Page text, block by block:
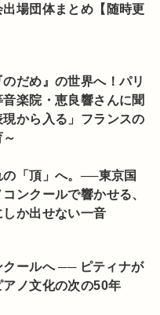
出場団体まとめ【随時更
のだめ』の世界へ！パリ
音楽院・恵良響さんに聞
現から入る」フランスの
の「頂」へ。──東京国
ンクールで響かせる、
しか出せない一音
クールへ ── ピティナが
アノ文化の次の50年